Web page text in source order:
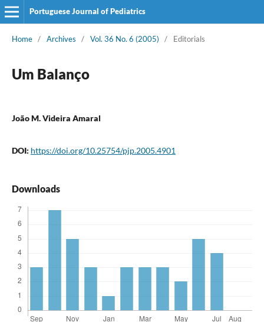
Portuguese Journal of Pediatrics
Home / Archives / Vol. 36 No. 6 (2005) / Editorials
Um Balanço
João M. Videira Amaral
DOI: https://doi.org/10.25754/pjp.2005.4901
Downloads